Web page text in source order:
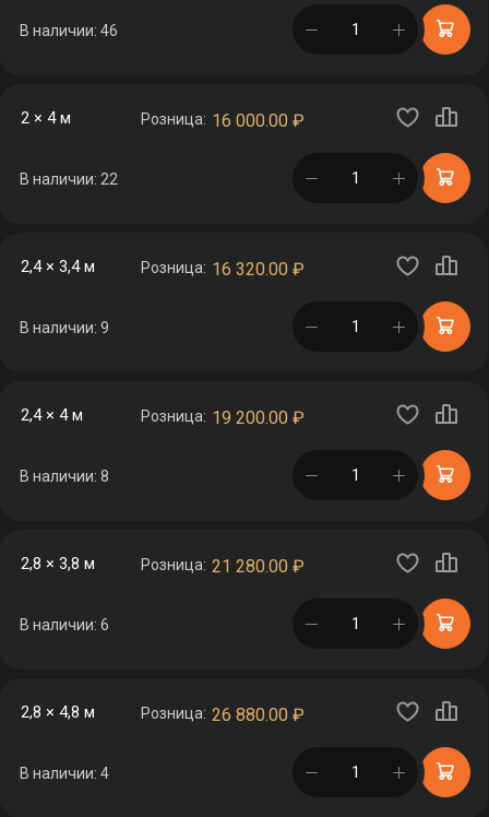
В наличии: 46 в корзине
2 × 4 м Розница: 16 000.00 ₽
В наличии: 22 в корзине
2,4 × 3,4 м Розница: 16 320.00 ₽
В наличии: 9 в корзине
2,4 × 4 м Розница: 19 200.00 ₽
В наличии: 8 в корзине
2,8 × 3,8 м Розница: 21 280.00 ₽
В наличии: 6 в корзине
2,8 × 4,8 м Розница: 26 880.00 ₽
В наличии: 4 в корзине